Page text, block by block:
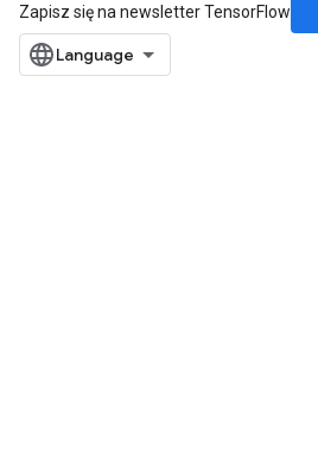
Zapisz się na newsletter TensorFlow